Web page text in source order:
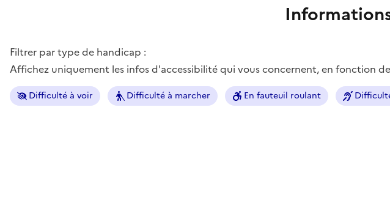
Filtrer par type de handicap :
Affichez uniquement les infos d'accessibilité qui vous concernent, en fonction
Difficulté à voir Difficulté à marcher En fauteuil roulant